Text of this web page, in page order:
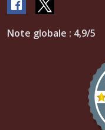
Note globale : 4,9/5